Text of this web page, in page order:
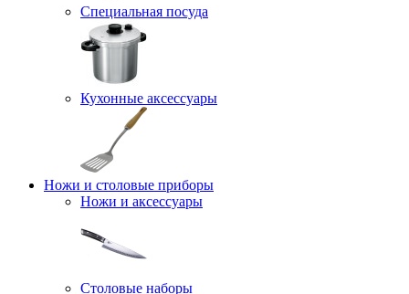
Специальная посуда
Кухонные аксессуары
Ножи и столовые приборы
Ножи и аксессуары
Столовые наборы